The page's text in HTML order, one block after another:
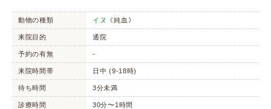
動物の種類 イヌ 《純血》
来院目的 通院
予約の有無 -
来院時間帯 日中 (9-18時)
待ち時間 3分未満
診療時間 30分〜1時間